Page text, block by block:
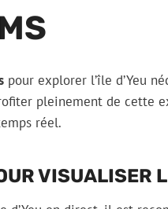
pour explorer l’île d’Yeu
pleinement de cette
réel.
VISUALISER